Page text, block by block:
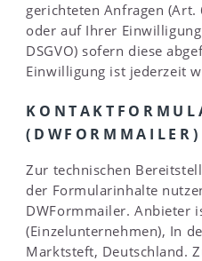
gerichteten Anfragen (Art.
oder auf Ihrer
DSGVO) sofern diese
Einwilligung ist jederzeit
(DWFORMMAILER)
Zur technischen
der Formularinhalte
DWFormmailer. Anbieter
(Einzelunternehmen), In
Marktsteft, Deutschland.